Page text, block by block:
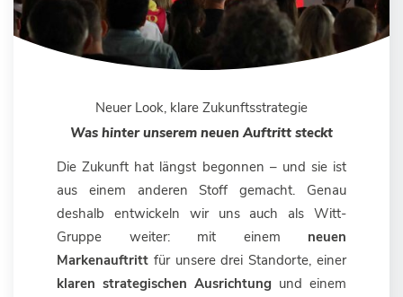
Neuer Look, klare Zukunftsstrategie
Was hinter unserem neuen Auftritt steckt
Die Zukunft hat längst begonnen – und sie ist
aus einem anderen Stoff gemacht. Genau
deshalb entwickeln wir uns auch als Witt-
Gruppe weiter: mit einem neuen
Markenauftritt für unsere drei Standorte, einer
klaren strategischen Ausrichtung und einem